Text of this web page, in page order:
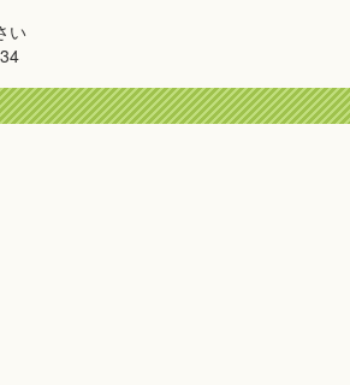
い